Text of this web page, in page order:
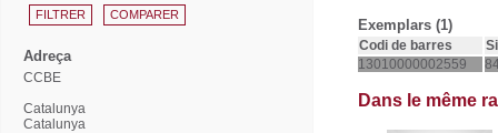
Exemplars (1)
Codi de barres
13010000002559
Dans le même
Adreça
CCBE
Catalunya
Catalunya